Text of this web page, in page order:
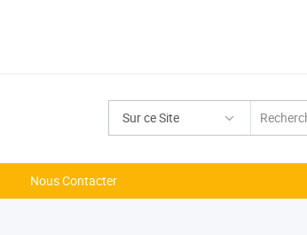
Sur ce Site
Nous Contacter